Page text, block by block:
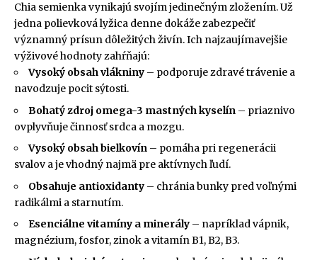
Chia semienka vynikajú svojím jedinečným zložením. Už
jedna polievková lyžica denne dokáže zabezpečiť
významný prísun dôležitých živín. Ich najzaujímavejšie
výživové hodnoty zahŕňajú:
Vysoký obsah vlákniny – podporuje zdravé trávenie a
navodzuje pocit sýtosti.
Bohatý zdroj omega-3 mastných kyselín – priaznivo
ovplyvňuje činnosť srdca a mozgu.
Vysoký obsah bielkovín – pomáha pri regenerácii
svalov a je vhodný najmä pre aktívnych ľudí.
Obsahuje antioxidanty – chránia bunky pred voľnými
radikálmi a starnutím.
Esenciálne vitamíny a minerály – napríklad vápnik,
magnézium, fosfor, zinok a vitamín B1, B2, B3.